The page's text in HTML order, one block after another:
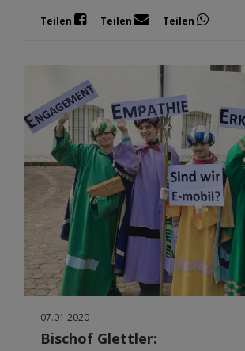
Teilen Teilen Teilen
07.01.2020
Bischof Glettler: